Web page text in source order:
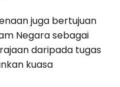
juga bertujuan
Negara sebagai
daripada tugas
kuasa